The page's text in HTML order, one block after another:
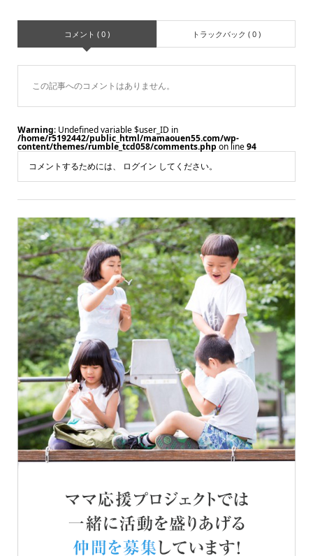
コメント ( 0 ) トラックバック ( 0 )
この記事へのコメントはありません。
Warning: Undefined variable $user_ID in
/home/r5192442/public_html/mamaouen55.com/wp-
content/themes/rumble_tcd058/comments.php on line94
コメントするためには、
ログイン してください。